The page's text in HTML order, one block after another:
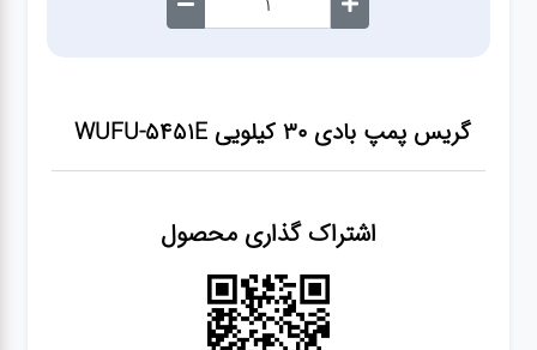
گریس پمپ بادی ۳۰ کیلویی WUFU-5451E
اشتراک گذاری محصول